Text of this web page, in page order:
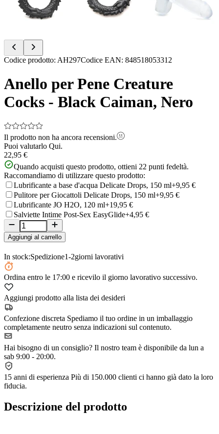
Item
of
4
Codice prodotto: AH297Codice EAN: 848518053312
Anello per Pene Creature
Cocks - Black Caiman, Nero
Il prodotto non ha ancora recensioni.
Puoi valutarlo Qui.
22,95 €
Quando acquisti questo prodotto, ottieni 22 punti fedeltà.
Raccomandiamo di utilizzare questo prodotto:
Lubrificante a base d'acqua Delicate Drops, 150 ml+9,95 €
Pulitore per Giocattoli Delicate Drops, 150 ml+9,95 €
Lubrificante JO H2O, 120 ml+19,95 €
Salviette Intime Post-Sex EasyGlide+4,95 €
Aggiungi al carrello
In stock:Spedizione1-2giorni lavorativi
Ordina entro le 17:00 e ricevilo il giorno lavorativo successivo.
Aggiungi prodotto alla lista dei desideri
Confezione discreta Spediamo il tuo ordine in un imballaggio
completamente neutro senza indicazioni sul contenuto.
Hai bisogno di un consiglio? Il nostro team è disponibile da lun a
sab 9:00 - 20:00.
15 anni di esperienza Più di 150.000 clienti ci hanno già dato la loro
fiducia.
Descrizione del prodotto